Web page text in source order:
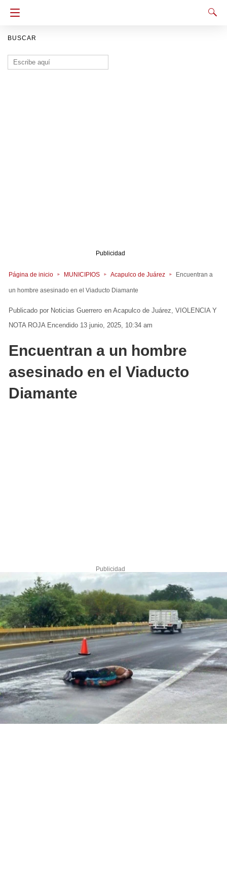
BUSCAR
Buscar:
Publicidad
Página de inicio MUNICIPIOS Acapulco de Juárez Encuentran a
un hombre asesinado en el Viaducto Diamante
Noticias Guerrero en Acapulco de Juárez VIOLENCIA Y
NOTA ROJA Encendido 13 junio, 2025, 10:34 am
Encuentran a un hombre
asesinado en el Viaducto
Diamante
Publicidad